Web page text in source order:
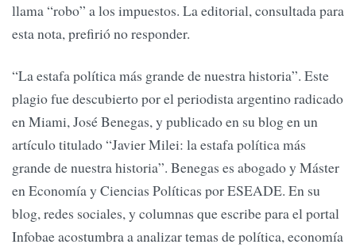
llama “robo” a los impuestos. La editorial, consultada para
esta nota, prefirió no responder.
“La estafa política más grande de nuestra historia”. Este
plagio fue descubierto por el periodista argentino radicado
en Miami, José Benegas, y publicado en su blog en un
artículo titulado “Javier Milei: la estafa política más
grande de nuestra historia”. Benegas es abogado y Máster
en Economía y Ciencias Políticas por ESEADE. En su
blog, redes sociales, y columnas que escribe para el portal
Infobae acostumbra a analizar temas de política, economía